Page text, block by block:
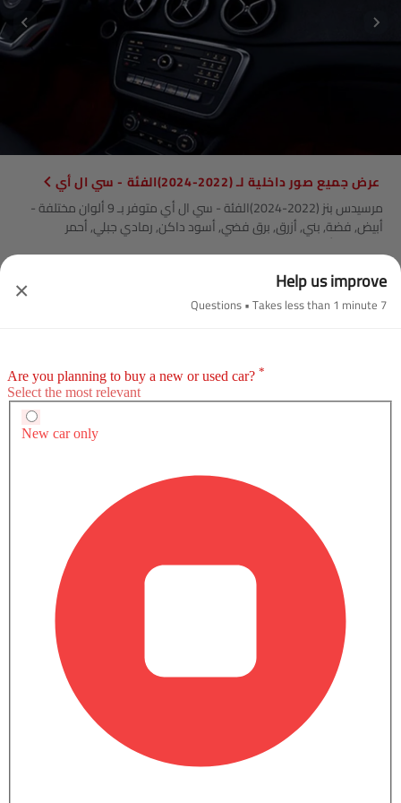
صور داخلية لـ (2022-2024)الفئة - سي ال أي
مرسيدس بنز (2022-2024)الفئة - سي ال أي متوفر بـ 9 ألوان مختلفة -
أبيض, فضة, بني, أزرق, برق فضي, أسود داكن, رمادي جبلي, أحمر
المشتري, أسود الكون 1.
أبيض, فضة, بني, أزرق, برق فضي, أسود داكن, رمادي جبلي, أحمر
Help us improve
7 Questions • Takes less than 1 minute
×